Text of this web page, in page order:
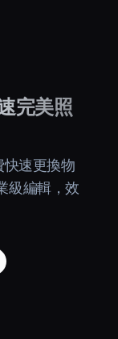
完美照
速更換物
級編輯，效